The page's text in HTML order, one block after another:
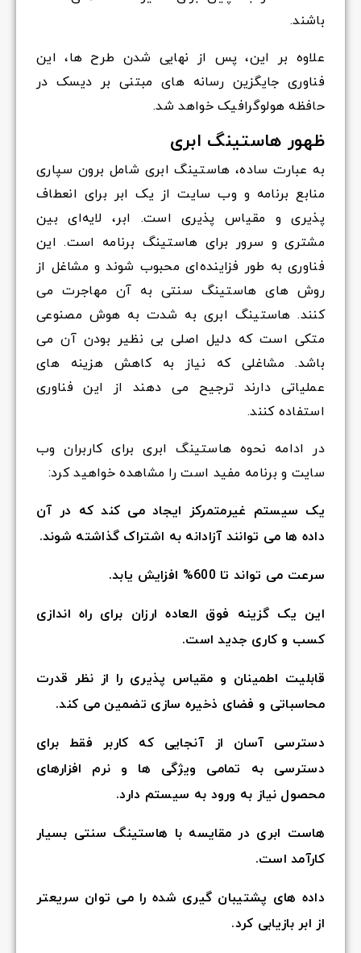
باشند.
علاوه بر این، پس از نهایی شدن طرح ها، این
فناوری جایگزین رسانه های مبتنی بر دیسک در
حافظه هولوگرافیک خواهد شد.
ظهور هاستینگ ابری
به عبارت ساده، هاستینگ ابری شامل برون سپاری
منابع برنامه و وب سایت از یک ابر برای انعطاف
پذیری و مقیاس پذیری است. ابر، لایه‌ای بین
مشتری و سرور برای هاستینگ برنامه است. این
فناوری به طور فزاینده‌ای محبوب شوند و مشاغل از
روش های هاستینگ سنتی به آن مهاجرت می
کنند. هاستینگ ابری به شدت به هوش مصنوعی
متکی است که دلیل اصلی بی نظیر بودن آن می
باشد. مشاغلی که نیاز به کاهش هزینه های
عملیاتی دارند ترجیح می دهند از این فناوری
استفاده کنند.
در ادامه نحوه هاستینگ ابری برای کاربران وب
سایت و برنامه مفید است را مشاهده خواهید کرد:
یک سیستم غیرمتمرکز ایجاد می کند که در آن
داده ها می توانند آزادانه به اشتراک گذاشته شوند.
سرعت می تواند تا 600% افزایش یابد.
این یک گزینه فوق العاده ارزان برای راه اندازی
کسب و کاری جدید است.
قابلیت اطمینان و مقیاس پذیری را از نظر قدرت
محاسباتی و فضای ذخیره سازی تضمین می کند.
دسترسی آسان از آنجایی که کاربر فقط برای
دسترسی به تمامی ویژگی ها و نرم افزارهای
محصول نیاز به ورود به سیستم دارد.
هاست ابری در مقایسه با هاستینگ سنتی بسیار
کارآمد است.
داده های پشتیبان گیری شده را می توان سریعتر
از ابر بازیابی کرد.